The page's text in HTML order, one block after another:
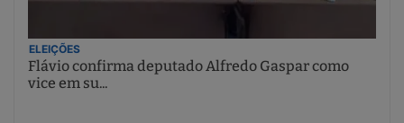
ELEIÇÕES
Flávio confirma deputado Alfredo Gaspar como
vice em su...